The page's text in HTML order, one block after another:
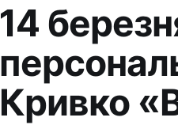
14
Кривко